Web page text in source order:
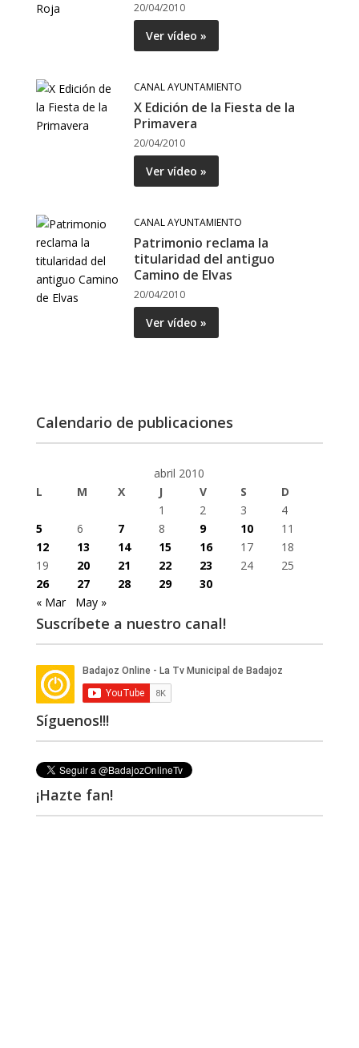
20/04/2010
Ver vídeo »
CANAL AYUNTAMIENTO
X Edición de la Fiesta de la
Primavera
20/04/2010
Ver vídeo »
CANAL AYUNTAMIENTO
Patrimonio reclama la
titularidad del antiguo
Camino de Elvas
20/04/2010
Ver vídeo »
Calendario de publicaciones
abril 2010
L
M X J V S
D
1
2 3
4
5
6 7 8 9 10
11
12
13 14 15 16 17
18
19
20 21 22 23 24
25
26
27 28 29
30
« Mar
May »
Suscríbete a nuestro canal!
Síguenos!!!
¡Hazte fan!